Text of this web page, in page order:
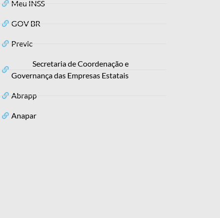
Meu INSS
GOV BR
Previc
Secretaria de Coordenação e
Governança das Empresas Estatais
Abrapp
Anapar